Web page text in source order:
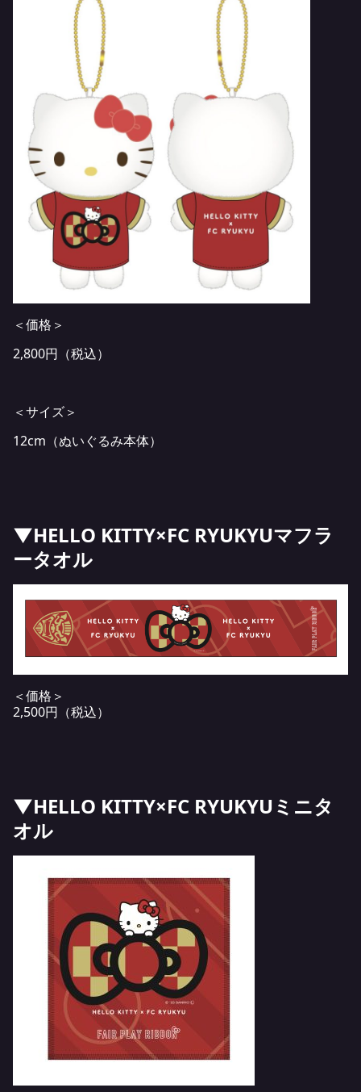
＜価格＞
2,800円（税込）
＜サイズ＞
12cm（ぬいぐるみ本体）
▼HELLO KITTY×FC RYUKYUマフラ
ータオル
＜価格＞
2,500円（税込）
▼HELLO KITTY×FC RYUKYUミニタ
オル